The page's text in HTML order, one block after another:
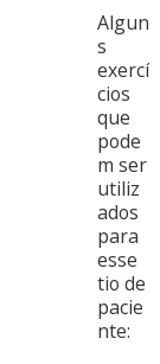
Algun
s
exercí
cios
que
pode
m ser
utiliz
ados
para
esse
tio de
pacie
nte: